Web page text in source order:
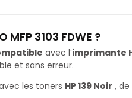
MFP 3103 FDWE ?
avec l’imprimante
et sans erreur.
les toners HP 139 Noir ,